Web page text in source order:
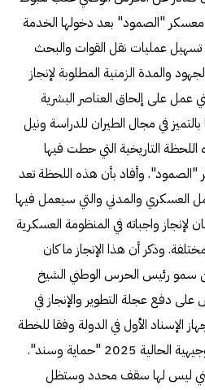
معسكر "الصمود" بعد دخولها الخدمة
عمليات نقل القوات والبحث
والمدة الزمنية المطلوبة لإنجاز
عمل على إلحاق العناصر البشرية
في مجال الطيران للدراسة ونيل
التاريخية التي حطت فيها
وأفاد بأن هذه اللحظة تعد
العسكري والمدني والتي سيعمل فيها
واجباته في المنظومة العسكرية
وذكر أن هذا الإنجاز ما كان
سمو رئيس الحرس الوطني الشيخ
دفع عجلة التطوير والإنجاز في
الإسناد الأول في الدولة وفقا للخطة
الستراتيجية السابقة والوثيقة التوجيهية الحالية 2025 "حماية وسند".
ليس لها سقف محدد وستظل